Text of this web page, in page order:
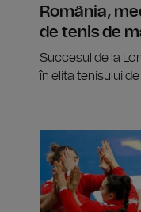
România,
de tenis de
Succesul de la
în elita tenisului